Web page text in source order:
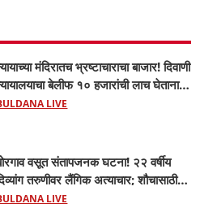
मंदिरातच भ्रष्टाचाराचा बाजार! दिवाणी
बेलीफ १० हजारांची लाच घेताना
जाळ्यात; मेहकरात खळबळ!
LIVE
वसूत संतापजनक घटना! २२ वर्षीय
तरुणीवर लैंगिक अत्याचार; शौचासाठी
तरुणीचा पाठलाग करून अत्याचाराचा
LIVE